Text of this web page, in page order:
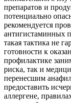
препаратов и
потенциально
рекомендуется
антигистаминных
такая тактика не
готовности к
профилактике
риска, так и
перенесшим
предоставить
аллергене,